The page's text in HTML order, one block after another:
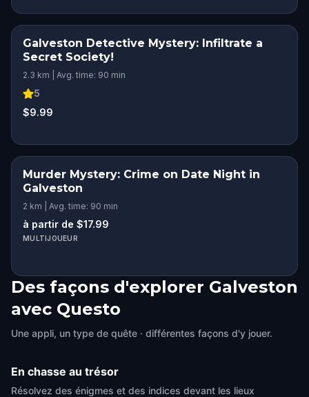
Galveston Detective Mystery: Infiltrate a
Secret Society!
2.3 km | Avg. time: 90 min
5
$9.99
Murder Mystery: Crime on Date Night in
Galveston
2 km | Avg. time: 90 min
à partir de $17.99
MULTIJOUEUR
Des façons d'explorer Galveston
avec Questo
Une appli, un type de quête · différentes façons d'y jouer.
En chasse au trésor
Résolvez des énigmes et des indices devant les lieux